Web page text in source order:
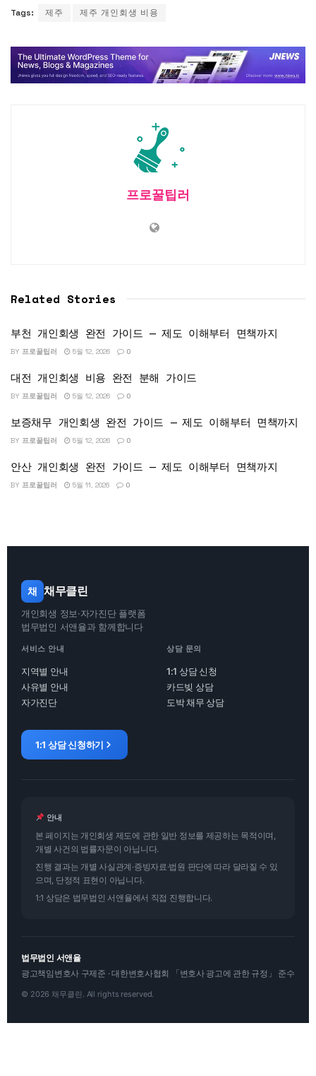
Tags: 제주 제주 개인회생 비용
프로꿀팁러
Related Stories
부천 개인회생 완전 가이드 — 제도 이해부터 면책까지
BY 프로꿀팁러 5월 12, 2026 0
대전 개인회생 비용 완전 분해 가이드
BY 프로꿀팁러 5월 12, 2026 0
보증채무 개인회생 완전 가이드 — 제도 이해부터 면책까지
BY 프로꿀팁러 5월 12, 2026 0
안산 개인회생 완전 가이드 — 제도 이해부터 면책까지
BY 프로꿀팁러 5월 11, 2026 0
채 채무클린
개인회생 정보·자가진단 플랫폼
법무법인 서앤율과 함께합니다
서비스 안내
지역별 안내
사유별 안내
자가진단
상담 문의
1:1 상담 신청
카드빚 상담
도박 채무 상담
1:1 상담 신청하기
안내
본 페이지는 개인회생 제도에 관한 일반 정보를 제공하는 목적이며,
개별 사건의 법률자문이 아닙니다.
진행 결과는 개별 사실관계·증빙자료·법원 판단에 따라 달라질 수 있
으며, 단정적 표현이 아닙니다.
1:1 상담은 법무법인 서앤율에서 직접 진행합니다.
법무법인 서앤율
광고책임변호사 구제준 · 대한변호사협회 「변호사 광고에 관한 규정」 준수
© 2026 채무클린. All rights reserved.